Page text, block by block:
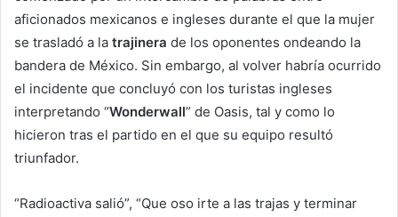
aficionados mexicanos e ingleses durante el que la mujer
se trasladó a la trajinera de los oponentes ondeando la
bandera de México. Sin embargo, al volver habría ocurrido
el incidente que concluyó con los turistas ingleses
interpretando “Wonderwall” de Oasis, tal y como lo
hicieron tras el partido en el que su equipo resultó
triunfador.
“Radioactiva salió”, “Que oso irte a las trajas y terminar